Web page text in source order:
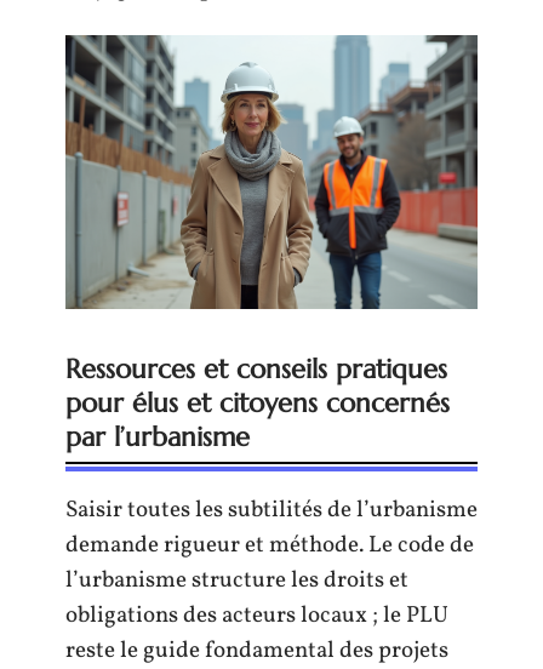
Ressources et conseils pratiques
pour élus et citoyens concernés
par l’urbanisme
Saisir toutes les subtilités de l’urbanisme
demande rigueur et méthode. Le code de
l’urbanisme structure les droits et
obligations des acteurs locaux ; le PLU
reste le guide fondamental des projets